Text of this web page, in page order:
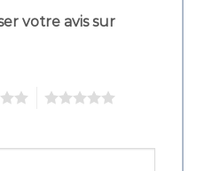
votre avis sur